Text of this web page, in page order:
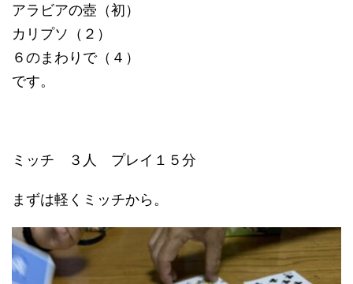
アラビアの壺（初）
カリプソ（２）
６のまわりで（４）
です。
ミッチ ３人 プレイ１５分
まずは軽くミッチから。